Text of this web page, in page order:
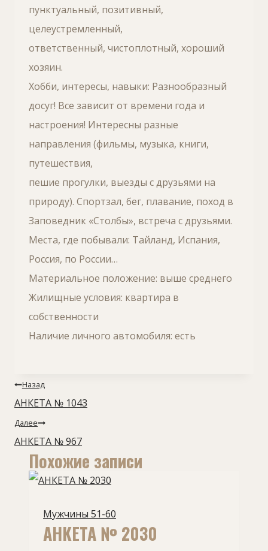
пунктуальный, позитивный,
целеустремленный,
ответственный, чистоплотный, хороший
хозяин.
Хобби, интересы, навыки: Разнообразный
досуг! Все зависит от времени года и
настроения! Интересны разные
направления (фильмы, музыка, книги,
путешествия,
пешие прогулки, выезды с друзьями на
природу). Спортзал, бег, плавание, поход в
Заповедник «Столбы», встреча с друзьями.
Места, где побывали: Тайланд, Испания,
Россия, по России…
Материальное положение: выше среднего
Жилищные условия: квартира в
собственности
Наличие личного автомобиля: есть
Навигация
по
записям
Назад
АНКЕТА № 1043
Далее
АНКЕТА № 967
Похожие записи
Мужчины 51-60
АНКЕТА № 2030